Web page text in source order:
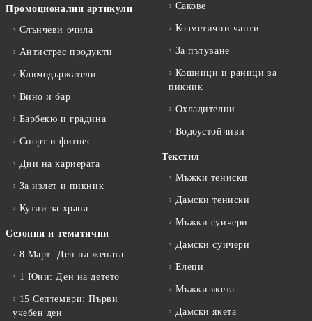
Промоционални артикули
Слънчеви очила
Антистрес продукти
Ключодържатели
Вино и бар
Барбекю и градина
Спорт и фитнес
Дни на кариерата
За излет и пикник
Кутии за храна
Сезонни и тематични
8 Март: Ден на жената
1 Юни: Ден на детето
15 Септември: Първи
учебен ден
Сакове
Козметични чанти
За пътуване
Кошници и раници за
пикник
Охладителни
Водоустойчиви
Текстил
Мъжки тениски
Дамски тениски
Мъжки суичери
Дамски суичери
Елеци
Мъжки якета
Дамски якета